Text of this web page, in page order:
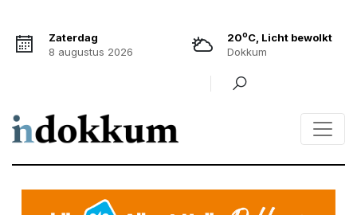
Zaterdag
8 augustus 2026
20oC, Licht bewolkt
Dokkum